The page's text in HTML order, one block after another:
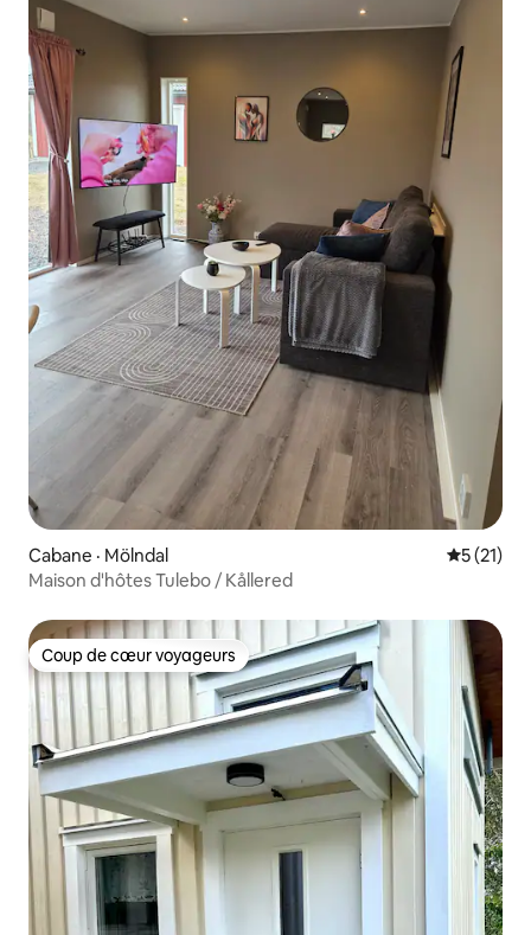
Cabane · Mölndal Note
5 (21)
Maison d'hôtes Tulebo / Kållered
Coup de cœur voyageurs
Coup de cœur voyageurs